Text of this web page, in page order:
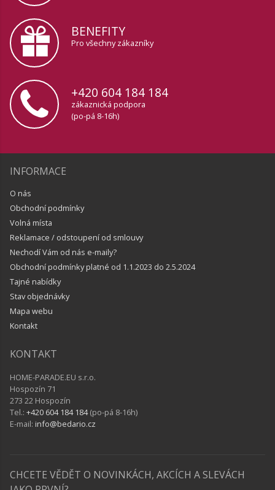
BENEFITY
Pro všechny zákazníky
+420 604 184 184
zákaznická podpora
(po-pá 8-16h)
INFORMACE
O nás
Obchodní podmínky
Volná místa
Reklamace / odstoupení od smlouvy
Nechodí Vám od nás e-maily?
Obchodní podmínky platné od 1.1.2023 do 2.5.2024
Tajné nabídky
Stav objednávky
Mapa webu
Kontakt
KONTAKT
HOME-PARADE.EU s.r.o.
Hospozín 71
273 22 Hospozín
Tel.: +420 604 184 184(po-pá 8-16h)
E-mail: info@bedario.cz
CHCETE VĚDĚT O NOVINKÁCH, AKCÍCH A SLEVÁCH